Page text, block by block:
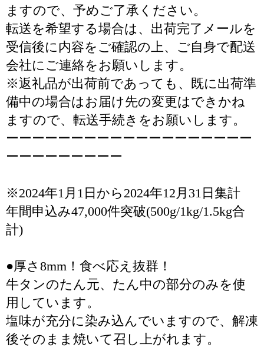
ますので、予めご了承ください。
転送を希望する場合は、出荷完了メールを
受信後に内容をご確認の上、ご自身で配送
会社にご連絡をお願いします。
※返礼品が出荷前であっても、既に出荷準
備中の場合はお届け先の変更はできかね
ますので、転送手続きをお願いします。
ーーーーーーーーーーーーーーーーーーー
ーーーーーーーーー
※2024年1月1日から2024年12月31日集計
年間申込み47,000件突破(500g/1kg/1.5kg合
計)
●厚さ8mm！食べ応え抜群！
牛タンのたん元、たん中の部分のみを使
用しています。
塩味が充分に染み込んでいますので、解凍
後そのまま焼いて召し上がれます。